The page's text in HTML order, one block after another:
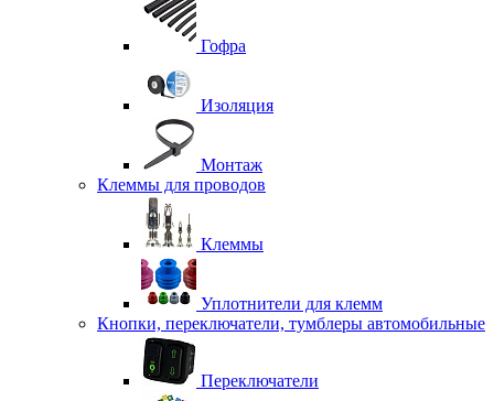
Гофра
Изоляция
Монтаж
Клеммы для проводов
Клеммы
Уплотнители для клемм
Кнопки, переключатели, тумблеры автомобильные
Переключатели